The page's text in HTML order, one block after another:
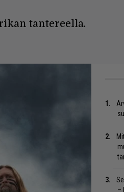
tantereella.
–